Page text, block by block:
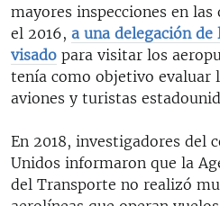
mayores inspecciones en las
el 2016, a una delegación de
visado para visitar los
tenía como objetivo evaluar
aviones y turistas
En 2018, investigadores del
Unidos informaron que la
del Transporte no realizó